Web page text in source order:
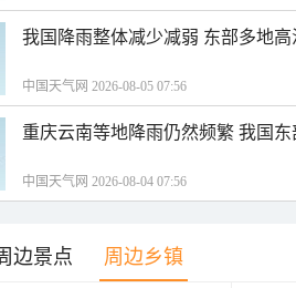
我国降雨整体减少减弱 东部多地
中国天气网 2026-08-05 07:56
重庆云南等地降雨仍然频繁 我国
中国天气网 2026-08-04 07:56
边景点 周边乡镇